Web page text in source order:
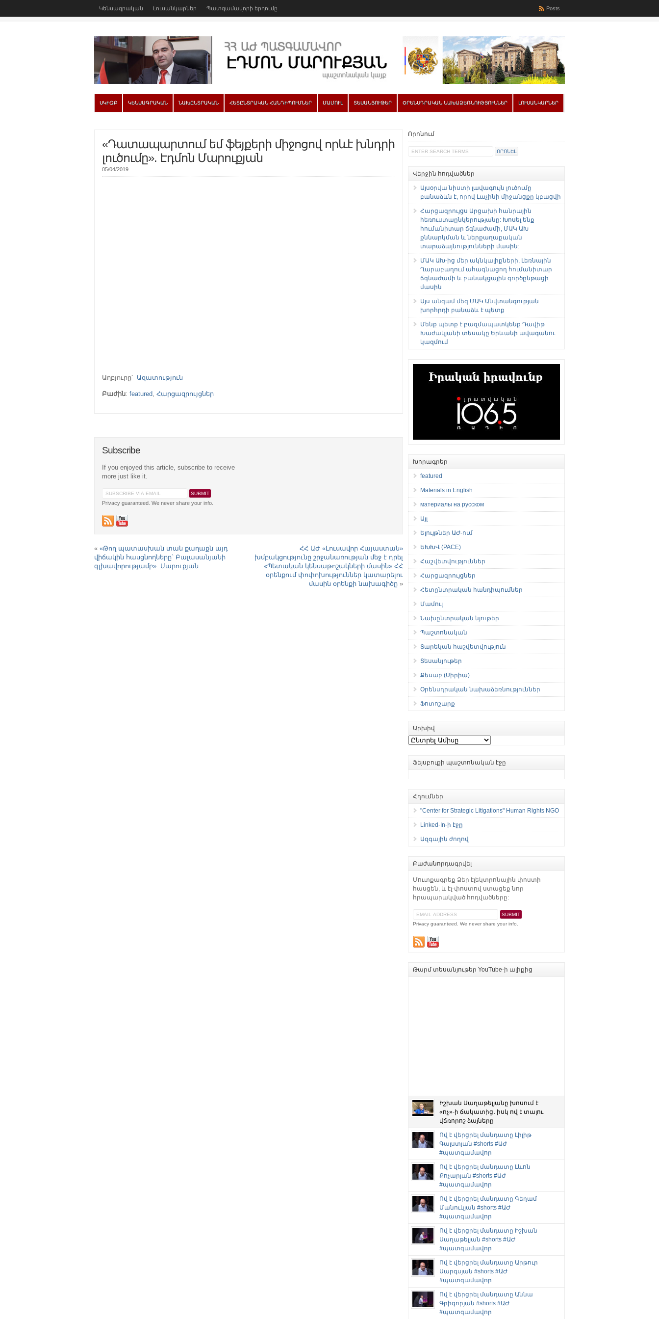
Կենսագրական Լուսանկարներ Պատգամավորի երդումը Posts
ՍԿԻԶԲ ԿԵՆՍԱԳՐԱԿԱՆ ՆԱԽԸՆՏՐԱԿԱՆ ՀԵՏԸՆՏՐԱԿԱՆ ՀԱՆԴԻՊՈՒՄՆԵՐ ՄԱՄՈՒԼ ՏԵՍԱՆՅՈՒԹԵՐ ՕՐԵՆՍԴՐԱԿԱՆ ՆԱԽԱՁԵՌՆՈՒԹՅՈՒՆՆԵՐ ԼՈՒՍԱՆԿԱՐՆԵՐ
«Դատապարտում եմ ֆեյքերի միջոցով որևէ խնդրի
լուծումը». Էդմոն Մարուքյան
05/04/2019
Աղբյուրը՝ Ազատություն
Բաժին: featured, Հարցազրույցներ
Subscribe
If you enjoyed this article, subscribe to receive
more just like it.
Privacy guaranteed. We never share your info.
« «Թող պատասխան տան քաղաքն այդ
վիճակին հասցնողները` Բալասանյանի
գլխավորությամբ». Մարուքյան
ՀՀ ԱԺ «Լուսավոր Հայաստան»
խմբակցությունը շրջանառության մեջ է դրել
«Պետական կենսաթոշակների մասին» ՀՀ
օրենքում փոփոխություններ կատարելու
մասին օրենքի նախագիծը »
Որոնում
Վերջին հոդվածներ
Այսօրվա նիստի լավագույն լուծումը
բանաձևն է, որով Լաչինի միջանցքը կբացվի
Հարցազրույցս Արցախի հանրային
հեռուստաընկերությանը: Խոսել ենք
հումանիտար ճգնաժամի, ՄԱԿ ԱԽ
քննարկման և ներքաղաքական
տարաձայնությունների մասին:
ՄԱԿ ԱԽ-ից մեր ակնկալիքների, Լեռնային
Ղարաբաղում ահագնացող հումանիտար
ճգնաժամի և բանակցային գործընթացի
մասին
Այս անգամ մեզ ՄԱԿ Անվտանգության
խորհրդի բանաձև է պետք
Մենք պետք է բազմապատկենք Դավիթ
Խաժակյանի տեսակը Երևանի ավագանու
կազմում
Խորագրեր
featured
Materials in English
материалы на русском
Այլ
Ելույթներ ԱԺ-ում
ԵԽԽՎ (PACE)
Հաշվետվություններ
Հարցազրույցներ
Հետընտրական հանդիպումներ
Մամուլ
Նախընտրական նյութեր
Պաշտոնական
Տարեկան հաշվետվություն
Տեսանյութեր
Քեսաբ (Սիրիա)
Օրենսդրական նախաձեռնություններ
Ֆոտոշարք
Արխիվ
Արխիվ
Ֆեյսբուքի պաշտոնական էջը
Հղումներ
"Center for Strategic Litigations" Human Rights NGO
Linked-In-ի էջը
Ազգային ժողով
Բաժանորդագրվել
Մուտքագրեք Ձեր էլեկտրոնային փոստի
հասցեն, և էլ-փոստով ստացեք նոր
հրապարակված հոդվածները:
Privacy guaranteed. We never share your info.
Թարմ տեսանյութեր YouTube-ի ալիքից
Իշխան Սաղաթելյանը խոսում է
«ոչ»-ի ճակատից․ իսկ ով է տալու
վճռորոշ ձայները
Ով է վերցրել մանդատը Լիլիթ
Գալստյան #shorts #ԱԺ
#պատգամավոր
Ով է վերցրել մանդատը Լևոն
Քոչարյան #shorts #ԱԺ
#պատգամավոր
Ով է վերցրել մանդատը Գեղամ
Մանուկյան #shorts #ԱԺ
#պատգամավոր
Ով է վերցրել մանդատը Իշխան
Սաղաթելյան #shorts #ԱԺ
#պատգամավոր
Ով է վերցրել մանդատը Արթուր
Սարգսյան #shorts #ԱԺ
#պատգամավոր
Ով է վերցրել մանդատը Աննա
Գրիգորյան #shorts #ԱԺ
#պատգամավոր